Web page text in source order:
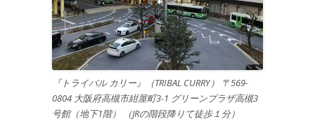
『トライバル カリー』（TRIBAL CURRY） 〒569-
0804 大阪府高槻市紺屋町3-1 グリーンプラザ高槻3
号館（地下1階） （JRの階段降りて徒歩１分）